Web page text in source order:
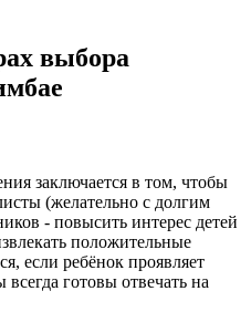
выбора
заключается в том, чтобы
(желательно с долгим
- повысить интерес детей
положительные
если ребёнок проявляет
готовы отвечать на